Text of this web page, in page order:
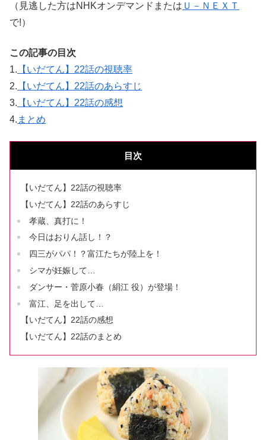
（見逃した方はNHKオンデマンドまたは Ｕ－ＮＥＸＴ
で!）
この記事の目次
1. 【いだてん】22話の視聴率
2. 【いだてん】22話のあらすじ
3. 【いだてん】22話の感想
4. まとめ
目次
【いだてん】22話の視聴率
【いだてん】22話のあらすじ
孝蔵、真打に！
今日はおりん話し！？
四三がパパ！？富江たちが陸上を！
シマが妊娠して…
ダンサー・菅原小春（絹江 役）が登場！
富江、足を出して…
【いだてん】22話の感想
【いだてん】22話のまとめ